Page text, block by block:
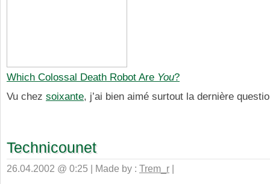
Which Colossal Death Robot Are You?
Vu chez soixante, j’ai bien aimé surtout la dernière
Technicounet
26.04.2002 @ 0:25 | Made by : Trem_r |